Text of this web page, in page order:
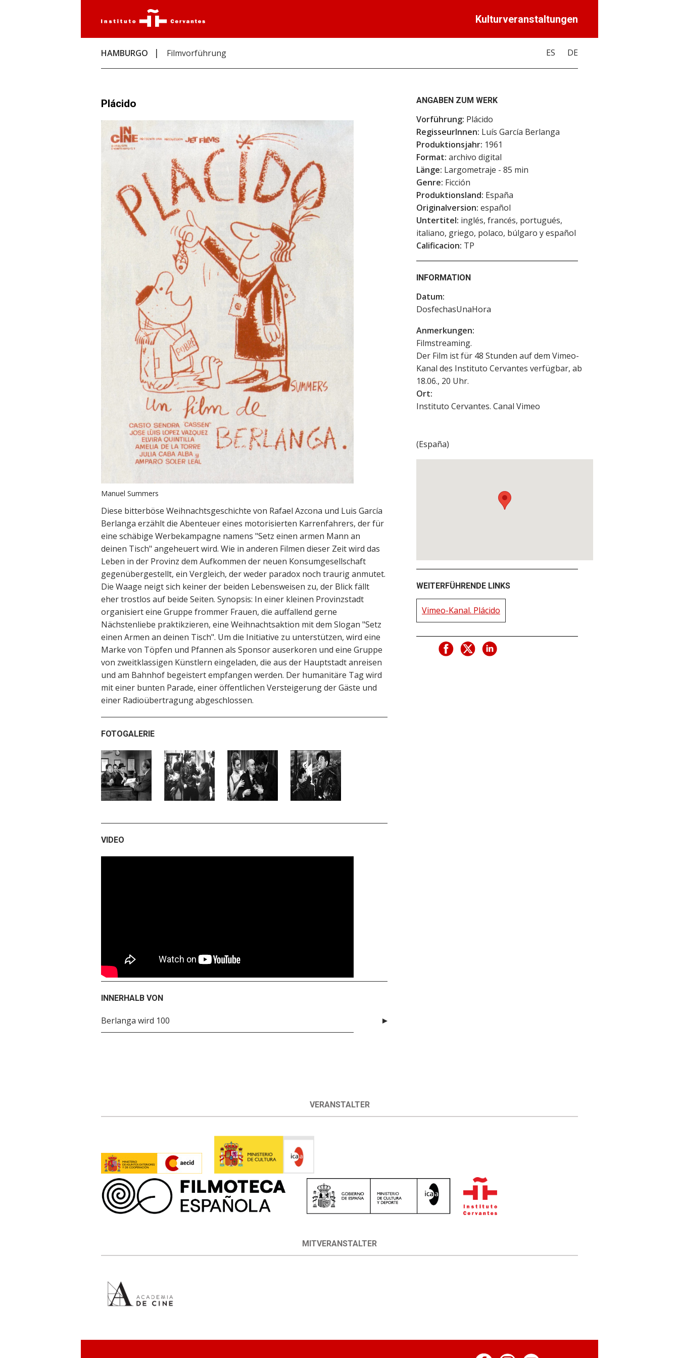
Kulturveranstaltungen
HAMBURGO Filmvorführung ES DE
Plácido
Manuel Summers
Diese bitterböse Weihnachtsgeschichte von Rafael Azcona und Luis García
Berlanga erzählt die Abenteuer eines motorisierten Karrenfahrers, der für
eine schäbige Werbekampagne namens "Setz einen armen Mann an
deinen Tisch" angeheuert wird. Wie in anderen Filmen dieser Zeit wird das
Leben in der Provinz dem Aufkommen der neuen Konsumgesellschaft
gegenübergestellt, ein Vergleich, der weder paradox noch traurig anmutet.
Die Waage neigt sich keiner der beiden Lebensweisen zu, der Blick fällt
eher trostlos auf beide Seiten. Synopsis: In einer kleinen Provinzstadt
organisiert eine Gruppe frommer Frauen, die auffallend gerne
Nächstenliebe praktikzieren, eine Weihnachtsaktion mit dem Slogan "Setz
einen Armen an deinen Tisch". Um die Initiative zu unterstützen, wird eine
Marke von Töpfen und Pfannen als Sponsor auserkoren und eine Gruppe
von zweitklassigen Künstlern eingeladen, die aus der Hauptstadt anreisen
und am Bahnhof begeistert empfangen werden. Der humanitäre Tag wird
mit einer bunten Parade, einer öffentlichen Versteigerung der Gäste und
einer Radioübertragung abgeschlossen.
FOTOGALERIE
VIDEO
INNERHALB VON
Berlanga wird 100
ANGABEN ZUM WERK
Vorführung: Plácido
RegisseurInnen: Luís García Berlanga
Produktionsjahr: 1961
Format: archivo digital
Länge: Largometraje - 85 min
Genre: Ficción
Produktionsland: España
Originalversion: español
Untertitel: inglés, francés, portugués,
italiano, griego, polaco, búlgaro y español
Calificacion: TP
INFORMATION
Datum:
DosfechasUnaHora
Anmerkungen:
Filmstreaming.
Der Film ist für 48 Stunden auf dem Vimeo-
Kanal des Instituto Cervantes verfügbar, ab
18.06., 20 Uhr.
Ort:
Instituto Cervantes. Canal Vimeo
(España)
WEITERFÜHRENDE LINKS
Vimeo-Kanal. Plácido
VERANSTALTER
MITVERANSTALTER